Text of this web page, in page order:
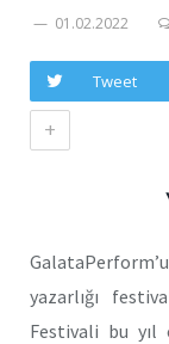
01.02.2022
Tweet
+
yazarlığı
Festivali bu yıl